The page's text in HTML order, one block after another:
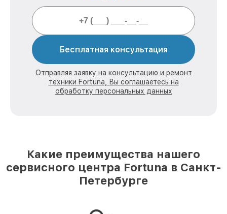
Бесплатная консультация
Отправляя заявку на консультацию и ремонт
техники Fortuna, Вы соглашаетесь на
обработку персональных данных
Какие преимущества нашего
сервисного центра Fortuna в Санкт-
Петербурге